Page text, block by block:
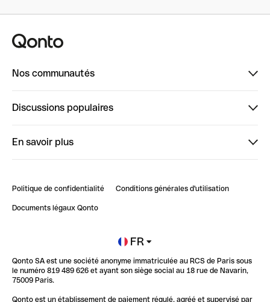
Nos communautés
ClubQonto
Discussions populaires
Impact de l'IA sur les carrières/productivité
En savoir plus
Blog
Newsroom
Glossaire finance
Politique de confidentialité Conditions générales d'utilisation
Documents légaux Qonto
FR
Qonto SA est une société anonyme immatriculée au RCS de Paris sous
le numéro 819 489 626 et ayant son siège social au 18 rue de Navarin,
75009 Paris.
Qonto est un établissement de paiement régulé, agréé et supervisé par